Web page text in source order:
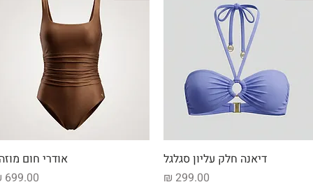
תצוגה מהירה
דיאנה חלק עליון סגלגל
מחיר
תצוגה מהירהאודרי חום
מחיר